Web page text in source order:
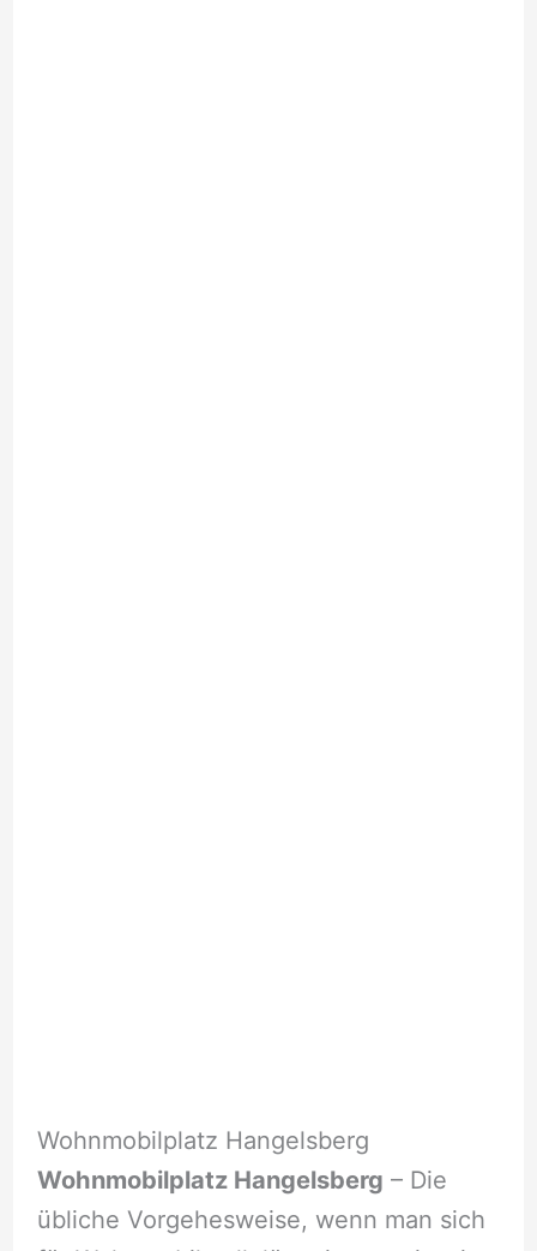
Wohnmobilplatz Hangelsberg
Wohnmobilplatz Hangelsberg – Die
übliche Vorgehesweise, wenn man sich